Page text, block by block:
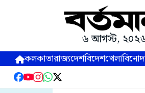
৬ আগস্ট,
কলকাতারাজ্যদেশবিদেশখেলা